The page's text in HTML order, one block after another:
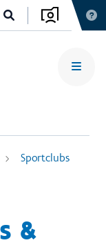
Sportclubs
&